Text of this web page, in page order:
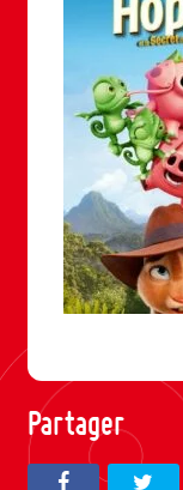
Partager